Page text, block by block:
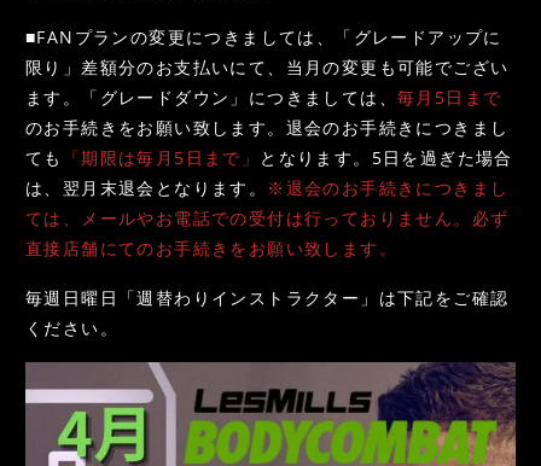
■FANプランの変更につきましては、「グレードアップに
限り」差額分のお支払いにて、当月の変更も可能でござい
ます。「グレードダウン」につきましては、 毎月5日まで
のお手続きをお願い致します。退会のお手続きにつきまし
ても
「期限は毎月5日まで」 となります。5日を過ぎた場合
は、翌月末退会となります。 ※退会のお手続きにつきまし
ては、メールやお電話での受付は行っておりません。必ず
直接店舗にてのお手続きをお願い致します。
毎週日曜日「週替わりインストラクター」は下記をご確認
ください。